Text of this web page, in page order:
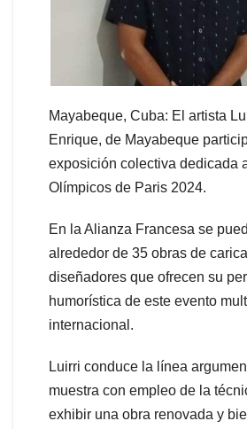
Mayabeque, Cuba: El artista
Enrique, de Mayabeque
exposición colectiva dedicada
Olímpicos de Paris 2024.
En la Alianza Francesa se
alrededor de 35 obras de
diseñadores que ofrecen su
humorística de este evento
internacional.
Luirri conduce la línea
muestra con empleo de la
exhibir una obra renovada y